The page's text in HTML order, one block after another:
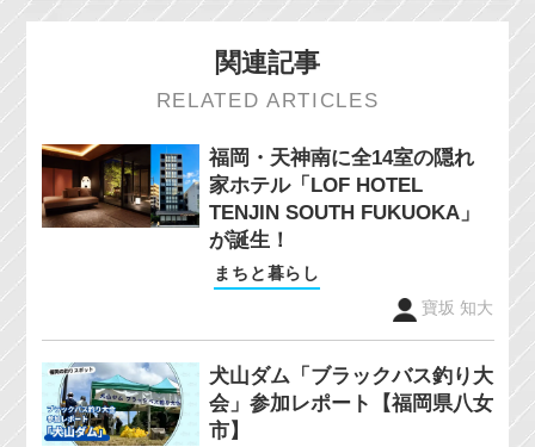
関連記事
RELATED ARTICLES
福岡・天神南に全14室の隠れ
家ホテル「LOF HOTEL
TENJIN SOUTH FUKUOKA」
が誕生！
まちと暮らし
寶坂 知大
犬山ダム「ブラックバス釣り大
会」参加レポート【福岡県八女
市】